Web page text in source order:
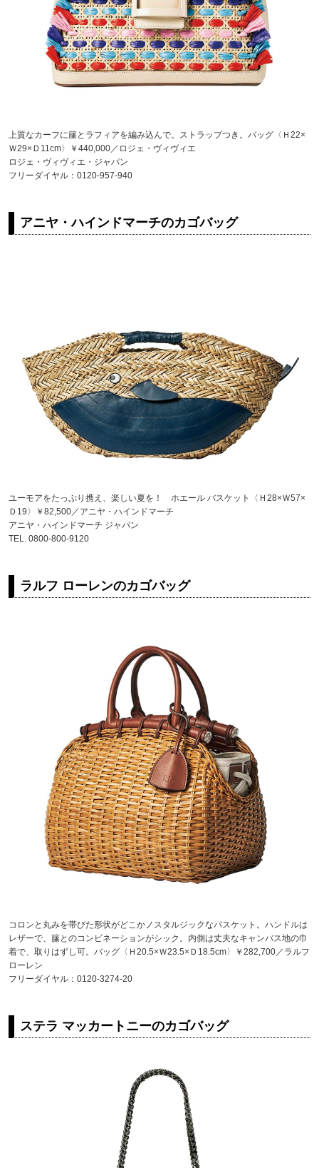
上質なカーフに籘とラフィアを編み込んで。ストラップつき。バッグ〈Ｈ22×
Ｗ29×Ｄ11cm〉￥440,000／ロジェ・ヴィヴィエ
ロジェ・ヴィヴィエ・ジャパン
フリーダイヤル：0120-957-940
アニヤ・ハインドマーチのカゴバッグ
ユーモアをたっぷり携え、楽しい夏を！ ホエール バスケット〈Ｈ28×Ｗ57×
Ｄ19〉￥82,500／アニヤ・ハインドマーチ
アニヤ・ハインドマーチ ジャパン
TEL. 0800-800-9120
ラルフ ローレンのカゴバッグ
コロンと丸みを帯びた形状がどこかノスタルジックなバスケット。ハンドルは
レザーで、籘とのコンビネーションがシック。内側は丈夫なキャンバス地の巾
着で、取りはずし可。バッグ〈Ｈ20.5×Ｗ23.5×Ｄ18.5cm〉￥282,700／ラルフ
ローレン
フリーダイヤル：0120-3274-20
ステラ マッカートニーのカゴバッグ